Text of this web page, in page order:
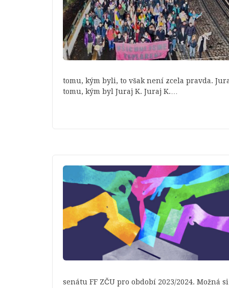
tomu, kým byli, to však není zcela pravda.
tomu, kým byl Juraj K. Juraj K.…
senátu FF ZČU pro období 2023/2024. Možná